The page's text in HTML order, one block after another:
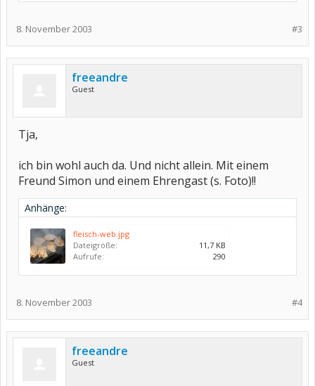
#3
8. November 2003
freeandre
Guest
Tja,
ich bin wohl auch da. Und nicht allein. Mit einem
Freund Simon und einem Ehrengast (s. Foto)!!
Anhänge:
fleisch-web.jpg
Dateigröße:
11,7 KB
Aufrufe:
290
#4
8. November 2003
freeandre
Guest